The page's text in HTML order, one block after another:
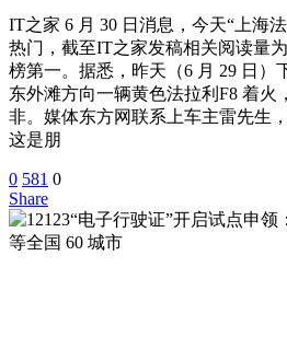
IT之家 6 月 30 日消息，今天“上海
热门，截至IT之家发稿相关阅读量
榜第一。据悉，昨天（6 月 29 日）
东外滩方向一辆黄色法拉利F8 着火
非。媒体东方网联系上车主雷先生
这是朋
0 581 0
Share